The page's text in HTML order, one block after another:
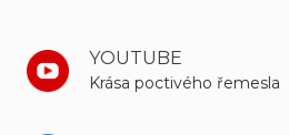
YOUTUBE
Krása poctivého řemesla